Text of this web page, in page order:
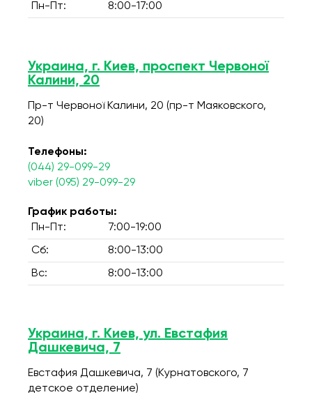
Пн-Пт:
8:00-17:00
Украина, г. Киев, проспект Червоної
Калини, 20
Пр-т Червоної Калини, 20 (пр-т Маяковского,
20)
Телефоны:
(044) 29-099-29
viber (095) 29-099-29
График работы:
Пн-Пт:
7:00-19:00
Сб: 8:00-13:00
Вс: 8:00-13:00
Украина, г. Киев, ул. Евстафия
Дашкевича, 7
Евстафия Дашкевича, 7 (Курнатовского, 7
детское отделение)